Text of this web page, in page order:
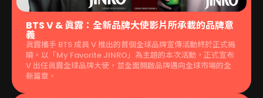
BTS V & 眞露：全新品牌大使影片所承載的品牌意
義
眞露攜手 BTS 成員 V 推出的首個全球品牌宣傳活動終於正式揭
曉。以「My Favorite JINRO」為主題的本次活動，正式宣布
V 出任眞露全球品牌大使，並全面開啟品牌邁向全球市場的全
新篇章。